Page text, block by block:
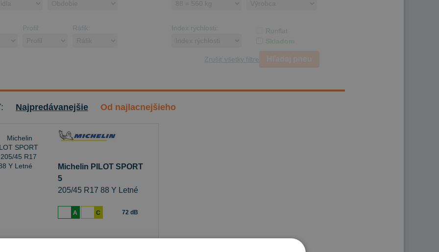
Profil: Ráfik: Index rýchlosti:
Runflat
Skladom
Zrušiť všetky filtre
Najpredávanejšie Od najlacnejšieho
Michelin PILOT SPORT
5
205/45 R17 88 Y Letné
A C 72 dB